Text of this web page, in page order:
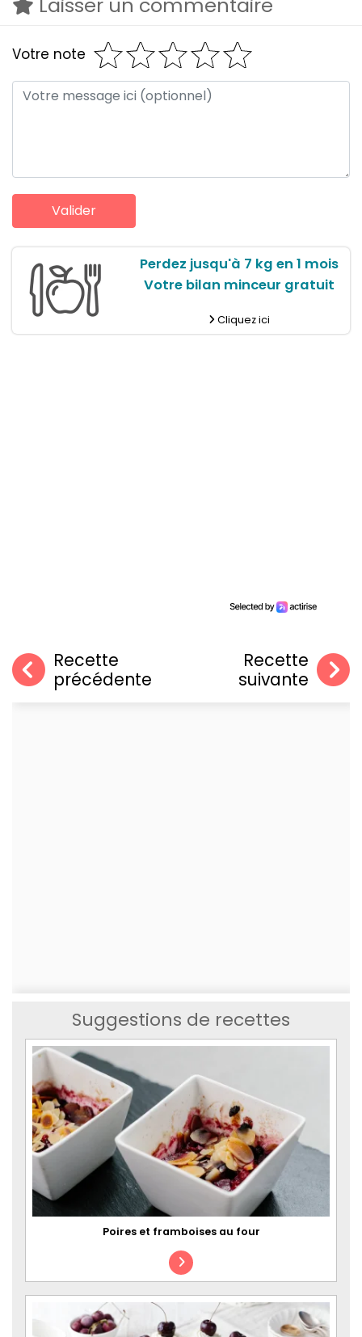
Votre note
Perdez jusqu'à 7 kg en 1 mois
Votre bilan minceur gratuit
Cliquez ici
Recette
précédente
Recette
suivante
Suggestions de recettes
Poires et framboises au four